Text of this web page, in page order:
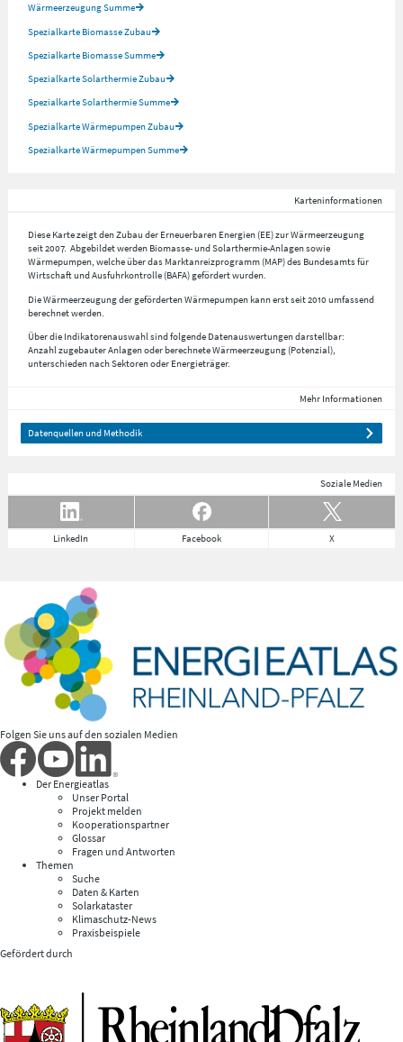
Wärmeerzeugung Summe
Spezialkarte Biomasse Zubau
Spezialkarte Biomasse Summe
Spezialkarte Solarthermie Zubau
Spezialkarte Solarthermie Summe
Spezialkarte Wärmepumpen Zubau
Spezialkarte Wärmepumpen Summe
Karteninformationen
Diese Karte zeigt den Zubau der Erneuerbaren Energien (EE) zur Wärmeerzeugung
seit 2007. Abgebildet werden Biomasse- und Solarthermie-Anlagen sowie
Wärmepumpen, welche über das Marktanreizprogramm (MAP) des Bundesamts für
Wirtschaft und Ausfuhrkontrolle (BAFA) gefördert wurden.
Die Wärmeerzeugung der geförderten Wärmepumpen kann erst seit 2010 umfassend
berechnet werden.
Über die Indikatorenauswahl sind folgende Datenauswertungen darstellbar:
Anzahl zugebauter Anlagen oder berechnete Wärmeerzeugung (Potenzial),
unterschieden nach Sektoren oder Energieträger.
Mehr Informationen
Datenquellen und Methodik
Soziale Medien
LinkedIn Facebook X
Folgen Sie uns auf den sozialen Medien
Der Energieatlas
Unser Portal
Projekt melden
Kooperationspartner
Glossar
Fragen und Antworten
Themen
Suche
Daten & Karten
Solarkataster
Klimaschutz-News
Praxisbeispiele
Gefördert durch